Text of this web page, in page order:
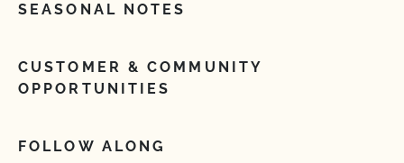
SEASONAL NOTES
CUSTOMER & COMMUNITY
OPPORTUNITIES
FOLLOW ALONG